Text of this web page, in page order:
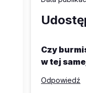
Czy
w tej
Odpowiedź